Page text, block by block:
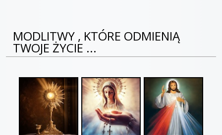
MODLITWY , KTÓRE ODMIENIĄ
TWOJE ŻYCIE ...